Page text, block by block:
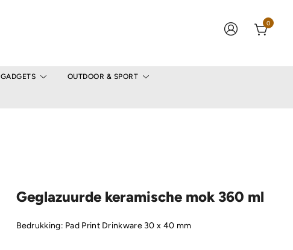
0
GADGETS OUTDOOR & SPORT
Geglazuurde keramische mok 360 ml
Bedrukking: Pad Print Drinkware 30 x 40 mm